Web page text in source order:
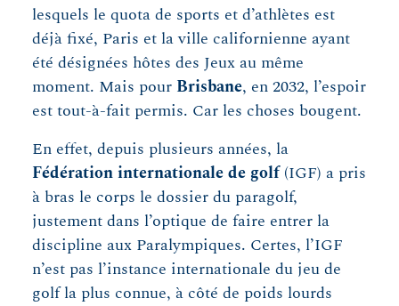
lesquels le quota de sports et d’athlètes est
déjà fixé, Paris et la ville californienne ayant
été désignées hôtes des Jeux au même
moment. Mais pour Brisbane, en 2032, l’espoir
est tout-à-fait permis. Car les choses bougent.
En effet, depuis plusieurs années, la
Fédération internationale de golf (IGF) a pris
à bras le corps le dossier du paragolf,
justement dans l’optique de faire entrer la
discipline aux Paralympiques. Certes, l’IGF
n’est pas l’instance internationale du jeu de
golf la plus connue, à côté de poids lourds